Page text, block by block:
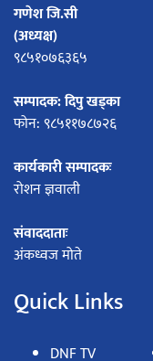
गणेश जि.सी
(अध्यक्ष)
९८५१०७६३६५
सम्पादक: दिपु खड्का
फोन: ९८५११७८७२६
कार्यकारी सम्पादकः
रोशन ज्ञवाली
संवाददाताः
अंकध्वज मोते
Quick Links
DNF TV